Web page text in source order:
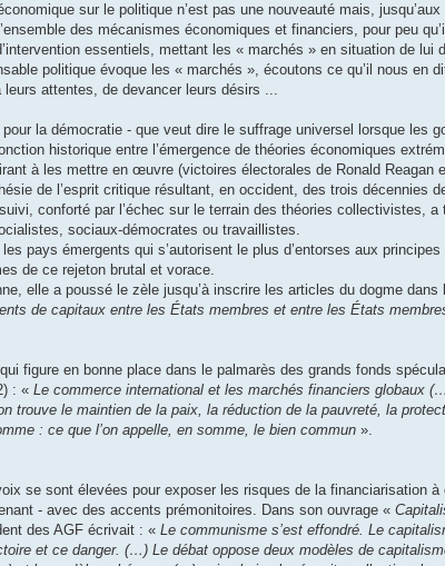
sur le politique n’est pas une nouveauté mais,
des mécanismes économiques et financiers, pour peu
essentiels, mettant les « marchés » en situation de lui
politique évoque les « marchés », écoutons ce qu’il nous en
leurs attentes, de devancer leurs désirs ...
la démocratie - que veut dire le suffrage universel lorsque les
historique entre l’émergence de théories économiques
à les mettre en œuvre (victoires électorales de Ronald
de l’esprit critique résultant, en occident, des trois
conforté par l’échec sur le terrain des théories collectivistes,
sociaux-démocrates ou travaillistes.
pays émergents qui s’autorisent le plus d’entorses aux
de ce rejeton brutal et vorace.
elle a poussé le zèle jusqu’à inscrire les articles du dogme
de capitaux entre les États membres et entre les États
figure en bonne place dans le palmarès des grands fonds
: « Le commerce international et les marchés financiers globaux
trouve le maintien de la paix, la réduction de la pauvreté, la
: ce que l’on appelle, en somme, le bien commun ».
se sont élevées pour exposer les risques de la financiarisation
- avec des accents prémonitoires. Dans son ouvrage «
des AGF écrivait : « Le communisme s’est effondré. Le
et ce danger. (…) Le débat oppose deux modèles de